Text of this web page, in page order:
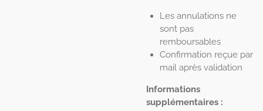
Les annulations ne
sont pas
remboursables
Confirmation reçue par
mail après validation
Informations
supplémentaires :